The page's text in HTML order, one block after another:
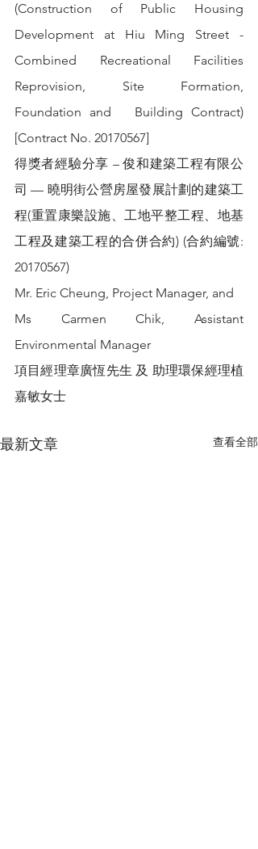
(Construction of Public Housing
Development at Hiu Ming Street -
Combined Recreational Facilities
Reprovision, Site Formation,
Foundation and   Building Contract)
[Contract No. 20170567]
得獎者經驗分享 – 俊和建築工程有限公
司 — 曉明街公營房屋發展計劃的建築工
程(重置康樂設施、工地平整工程、地基
工程及建築工程的合併合約) (合約編號:
20170567)
Mr. Eric Cheung, Project Manager, and
Ms Carmen Chik, Assistant
Environmental Manager
項目經理章廣恆先生 及 助理環保經理植
嘉敏女士
最新文章 查看全部